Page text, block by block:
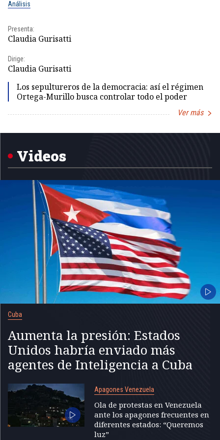
Análisis
Presenta:
Claudia Gurisatti
Dirige:
Claudia Gurisatti
Los sepultureros de la democracia: así el régimen
Ortega-Murillo busca controlar todo el poder
Ver más
1
Videos
Cuba
Aumenta la presión: Estados
Unidos habría enviado más
agentes de Inteligencia a Cuba
Apagones Venezuela
Ola de protestas en Venezuela
ante los apagones frecuentes en
diferentes estados: “Queremos
luz”